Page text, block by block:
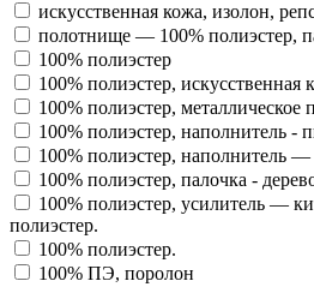
искусственная кожа, изолон,
полотнище — 100% полиэстер,
100% полиэстер
100% полиэстер, искусственная
100% полиэстер, металлическое
100% полиэстер, наполнитель -
100% полиэстер, наполнитель
100% полиэстер, палочка -
100% полиэстер, усилитель —
полиэстер.
100% полиэстер.
100% ПЭ, поролон